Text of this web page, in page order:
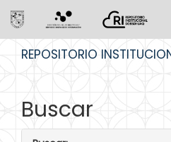
REPOSITORIO
Buscar